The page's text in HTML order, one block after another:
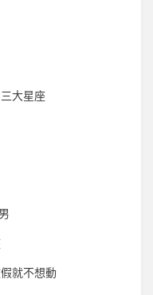
大星座
就不想動